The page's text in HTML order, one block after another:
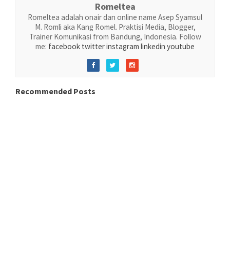
Romeltea
Romeltea adalah onair dan online name Asep Syamsul
M. Romli aka Kang Romel. Praktisi Media, Blogger,
Trainer Komunikasi from Bandung, Indonesia. Follow
me: facebook twitterinstagram linkedin youtube
Recommended Posts